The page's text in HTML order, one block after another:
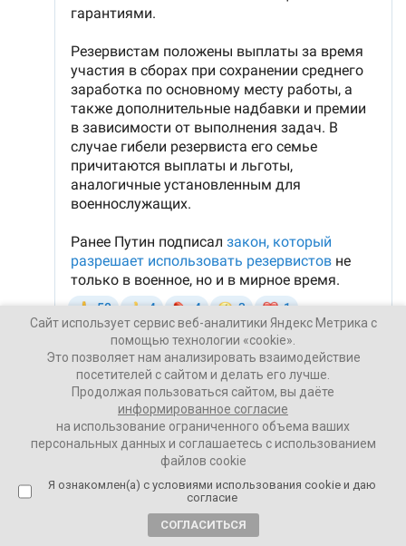
Ваши Новости
10 ноября 2025
ПОДЕЛИТЬСЯ
Сайт использует сервис веб-аналитики Яндекс Метрика с
помощью технологии «cookie».
Это позволяет нам анализировать взаимодействие
посетителей с сайтом и делать его лучше.
Продолжая пользоваться сайтом, вы даёте
информированное согласие
на использование ограниченного объема ваших
персональных данных и соглашаетесь с использованием
файлов cookie
Я ознакомлен(а) с условиями использования cookie и даю
согласие
СОГЛАСИТЬСЯ